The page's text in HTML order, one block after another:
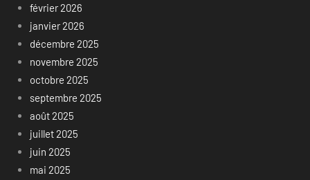
février 2026
janvier 2026
décembre 2025
novembre 2025
octobre 2025
septembre 2025
août 2025
juillet 2025
juin 2025
mai 2025